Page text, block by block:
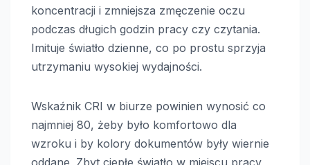
koncentracji i zmniejsza zmęczenie oczu
podczas długich godzin pracy czy czytania.
Imituje światło dzienne, co po prostu sprzyja
utrzymaniu wysokiej wydajności.
Wskaźnik CRI w biurze powinien wynosić co
najmniej 80, żeby było komfortowo dla
wzroku i by kolory dokumentów były wiernie